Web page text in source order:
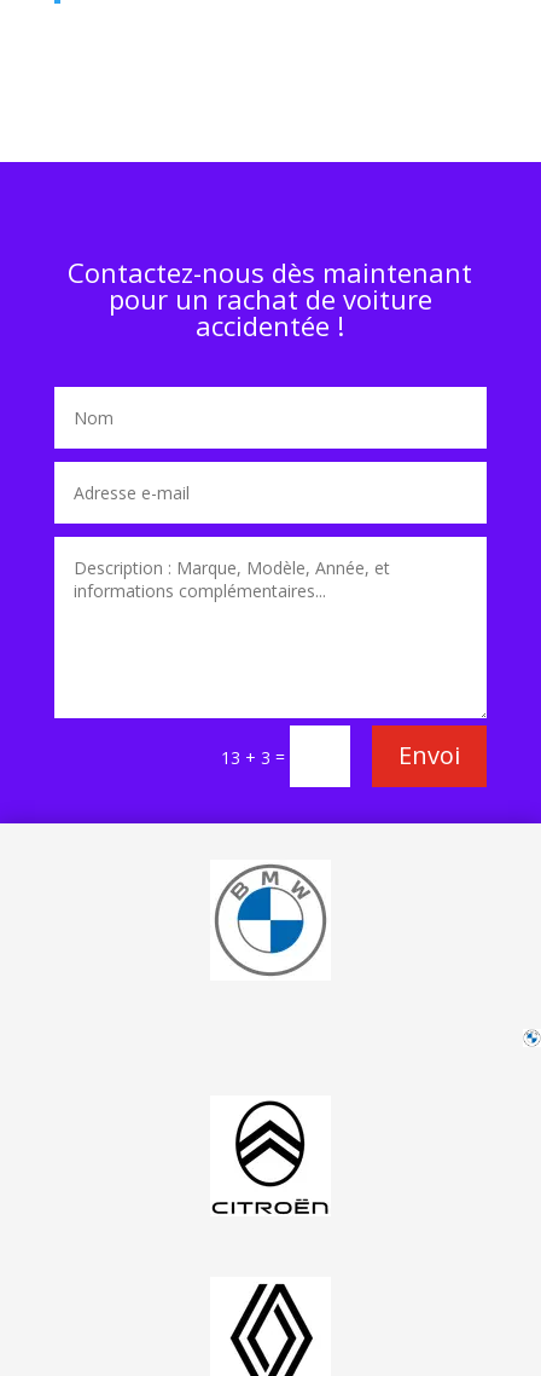
Contactez-nous dès maintenant
pour un rachat de voiture
accidentée !
13 + 3 = Envoi